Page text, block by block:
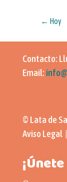
← Hoy
Contacto:
Email:
© Lata de
Aviso